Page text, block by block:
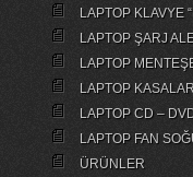
LAPTOP KLAVYE
LAPTOP ŞARJ
LAPTOP
LAPTOP
LAPTOP CD –
LAPTOP FAN
ÜRÜNLER